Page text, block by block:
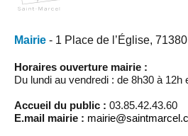
Mairie - 1 Place de l’Église,
Horaires ouverture mairie :
Du lundi au vendredi : de 8h30 à 12h
Accueil du public : 03.85.42.43.60
E.mail mairie :